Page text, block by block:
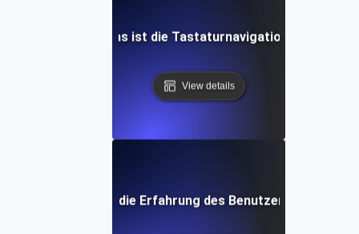
Was ist die Tastaturnavigation?
View details
Was ist die Erfahrung des Benutzers (UX)?